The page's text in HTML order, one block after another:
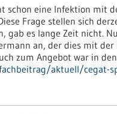
schon eine Infektion mit
Frage stellen sich
gab es lange Zeit nicht.
an, der dies mit
zum Angebot war in
aktuell/cegat-